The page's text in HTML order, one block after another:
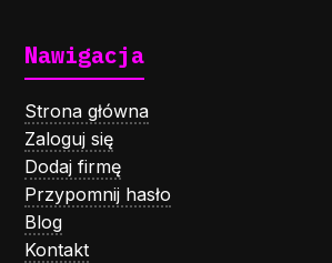
Nawigacja
Strona główna
Zaloguj się
Dodaj firmę
Przypomnij hasło
Blog
Kontakt